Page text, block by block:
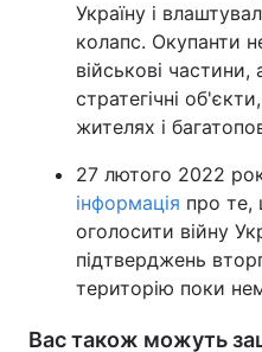
Україну і
колапс. Окупанти
військові частини,
стратегічні
жителях і
27 лютого 2022
інформація про те,
оголосити війну
підтверджень
територію поки
Вас також можуть